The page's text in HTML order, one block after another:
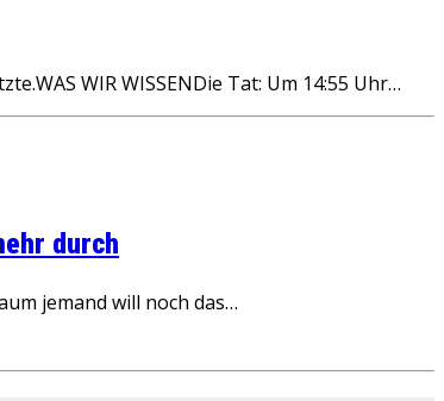
WIR WISSENDie Tat: Um 14:55 Uhr…
durch
jemand will noch das…